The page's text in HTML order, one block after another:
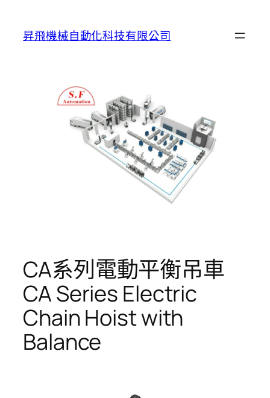
昇飛機械自動化科技有限公司
CA系列電動平衡吊車
CA Series Electric
Chain Hoist with
Balance